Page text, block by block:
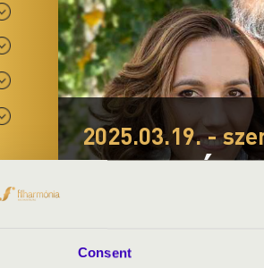
Consent
2025.03.19. -
Újhartyán